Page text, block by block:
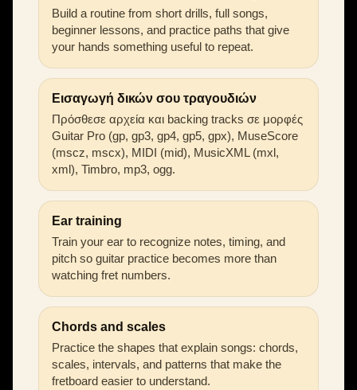
Build a routine from short drills, full songs,
beginner lessons, and practice paths that give
your hands something useful to repeat.
Εισαγωγή δικών σου τραγουδιών
Πρόσθεσε αρχεία και backing tracks σε μορφές
Guitar Pro (gp, gp3, gp4, gp5, gpx), MuseScore
(mscz, mscx), MIDI (mid), MusicXML (mxl,
xml), Timbro, mp3, ogg.
Ear training
Train your ear to recognize notes, timing, and
pitch so guitar practice becomes more than
watching fret numbers.
Chords and scales
Practice the shapes that explain songs: chords,
scales, intervals, and patterns that make the
fretboard easier to understand.